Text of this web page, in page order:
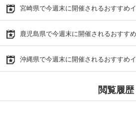
宮崎県で今週末に開催されるおすすめ
鹿児島県で今週末に開催されるおすす
沖縄県で今週末に開催されるおすすめ
閲覧履歴